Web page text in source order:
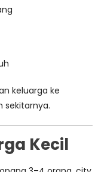
keluarga ke
sekitarnya.
Kecil